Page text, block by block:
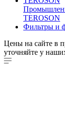
TEROSON
Фильтры и
Цены на сайте в
уточняйте у